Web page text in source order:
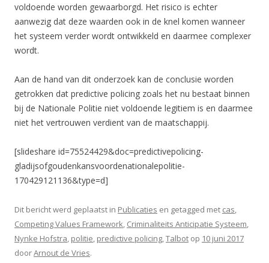
voldoende worden gewaarborgd. Het risico is echter
aanwezig dat deze waarden ook in de knel komen wanneer
het systeem verder wordt ontwikkeld en daarmee complexer
wordt.
Aan de hand van dit onderzoek kan de conclusie worden
getrokken dat predictive policing zoals het nu bestaat binnen
bij de Nationale Politie niet voldoende legitiem is en daarmee
niet het vertrouwen verdient van de maatschappij.
[slideshare id=75524429&doc=predictivepolicing-
gladijsofgoudenkansvoordenationalepolitie-
170429121136&type=d]
Dit bericht werd geplaatst in Publicaties en getagged met cas,
Competing Values Framework, Criminaliteits Anticipatie Systeem,
Nynke Hofstra, politie, predictive policing,Talbot op 10 juni 2017
doorArnout de Vries.